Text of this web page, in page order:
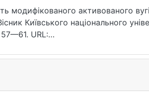
модифікованого активованого
Київського національного
URL: